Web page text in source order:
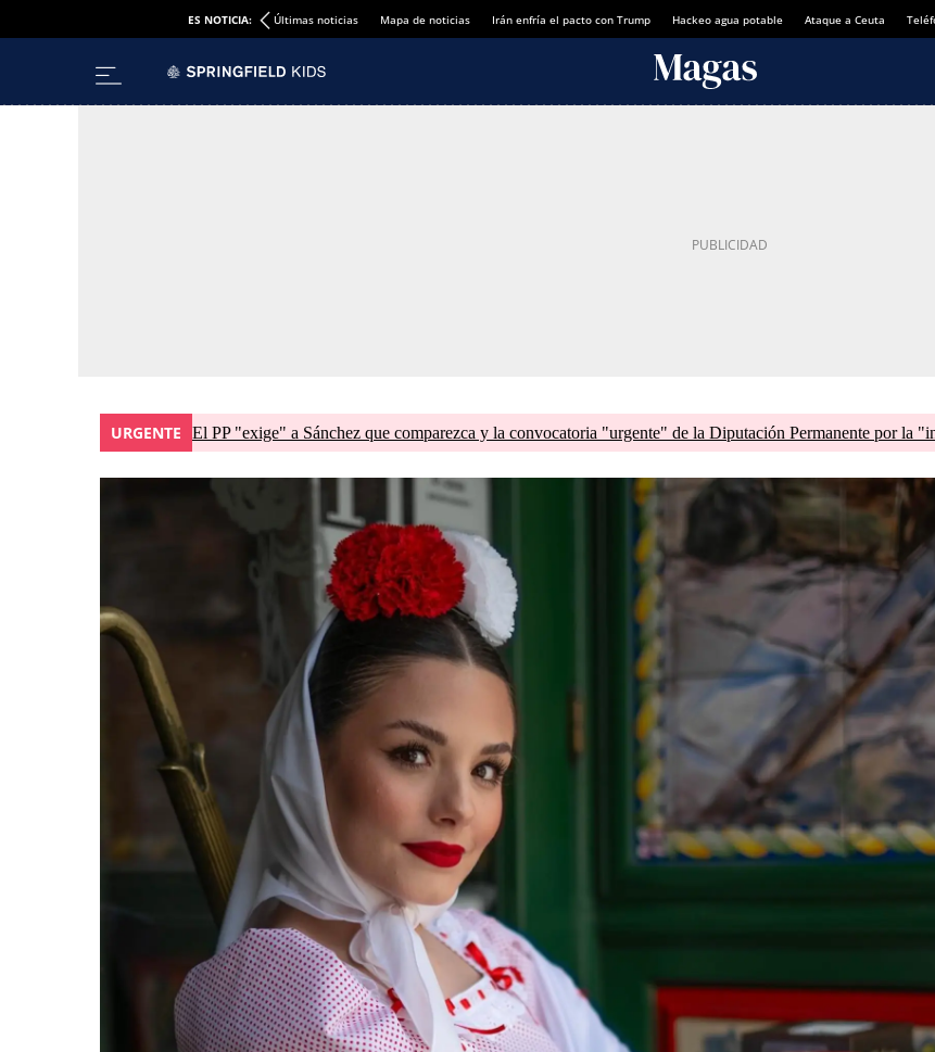
ES NOTICIA: Últimas noticias Mapa de noticias Irán enfría el pacto con Trump Hackeo agua potable Ataque a Ceuta
URGENTE El PP "exige" a Sánchez que comparezca y la convocatoria "urgente" de la Diputación Permanente por la